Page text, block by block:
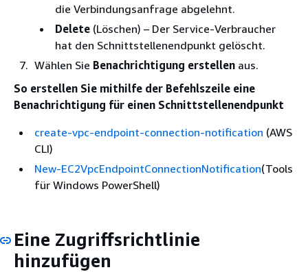
die Verbindungsanfrage abgelehnt.
Delete (Löschen) – Der Service-Verbraucher
hat den Schnittstellenendpunkt gelöscht.
Wählen Sie Benachrichtigung erstellen aus.
So erstellen Sie mithilfe der Befehlszeile eine
Benachrichtigung für einen Schnittstellenendpunkt
create-vpc-endpoint-connection-notification (AWS
CLI)
New-EC2VpcEndpointConnectionNotification(Tools
für Windows PowerShell)
Eine Zugriffsrichtlinie
hinzufügen